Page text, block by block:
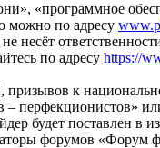
«программное
можно по адресу
несёт
по адресу https://
к
– перфекционистов»
будет поставлен в
форумов «Форум